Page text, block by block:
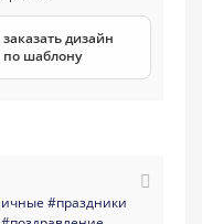
заказать дизайн
по шаблону
#праздники